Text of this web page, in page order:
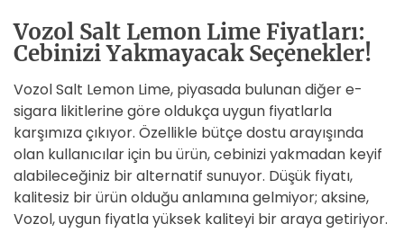
Vozol Salt Lemon Lime Fiyatları:
Cebinizi Yakmayacak Seçenekler!
Vozol Salt Lemon Lime, piyasada bulunan diğer e-
sigara likitlerine göre oldukça uygun fiyatlarla
karşımıza çıkıyor. Özellikle bütçe dostu arayışında
olan kullanıcılar için bu ürün, cebinizi yakmadan keyif
alabileceğiniz bir alternatif sunuyor. Düşük fiyatı,
kalitesiz bir ürün olduğu anlamına gelmiyor; aksine,
Vozol, uygun fiyatla yüksek kaliteyi bir araya getiriyor.